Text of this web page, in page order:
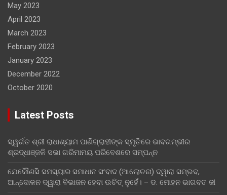
May 2023
April 2023
March 2023
February 2023
January 2023
December 2022
October 2020
Latest Posts
ସ୍ୱର୍ଗତ ଶ୍ରୀ ରାଧାଶ୍ୟାମ ପାଣିଗ୍ରାହୀଙ୍କ ସ୍ମୃତିରେ ଭାବଗମ୍ଭୀର
ଶ୍ରଦ୍ଧାଞ୍ଜଳି ସଭା ଗରିମାମୟ ପରିବେଶରେ ସମ୍ପନ୍ନ
ଯେକୌଣସି ସମସ୍ୟାର ସମାଧାନ ସଂବାଦ (ଆଲୋଚନା) ଦ୍ୱାରା ସମ୍ଭବ,
ଆନ୍ଦୋଳନ ଦ୍ୱାରା ବିଭାଜନ ହେବା ଉଚିତ୍ ନୁହେଁ। – ଡ. ମୋହନ ଭାଗବତ ଜୀ